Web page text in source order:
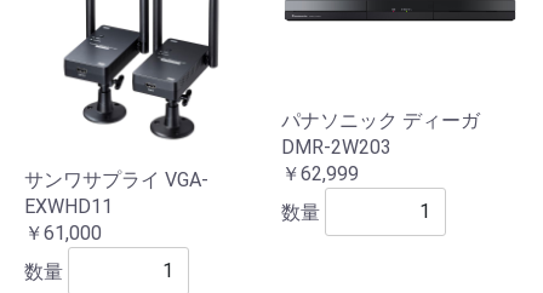
サンワサプライ VGA-
EXWHD11
￥61,000
数量
パナソニック ディーガ
DMR-2W203
￥62,999
数量